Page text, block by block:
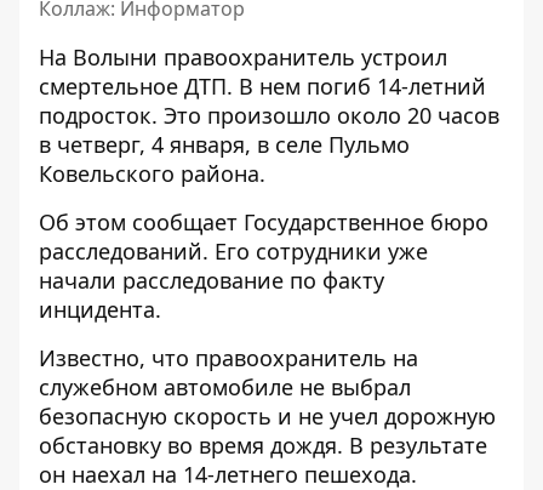
Коллаж: Информатор
На Волыни правоохранитель устроил
смертельное ДТП. В нем погиб 14-летний
подросток. Это произошло около 20 часов
в четверг, 4 января, в селе Пульмо
Ковельского района.
Об этом сообщает Государственное бюро
расследований. Его сотрудники уже
начали расследование по факту
инцидента.
Известно, что правоохранитель на
служебном автомобиле не выбрал
безопасную скорость и не учел дорожную
обстановку во время дождя. В результате
он наехал на 14-летнего пешехода.